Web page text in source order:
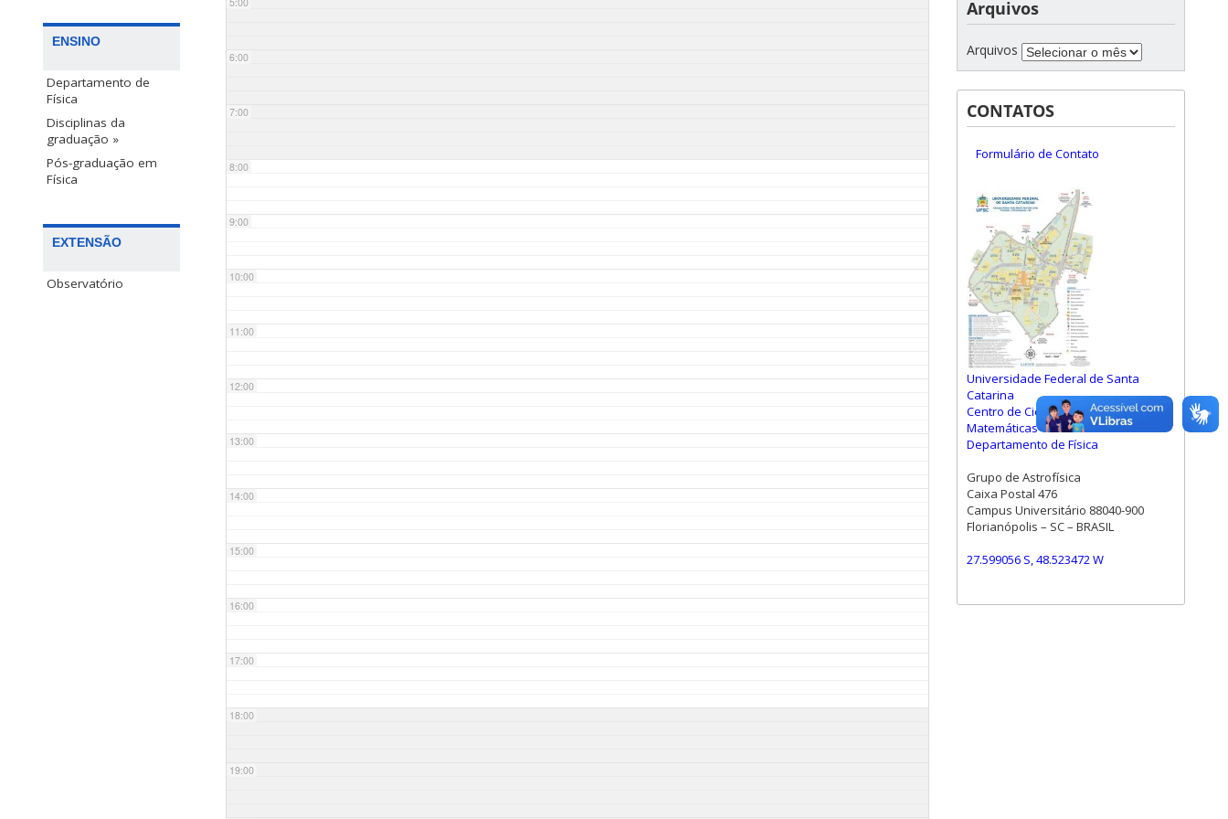
ENSINO
Departamento de
Física
Disciplinas da
graduação »
Pós-graduação em
Física
EXTENSÃO
Observatório
6:00
7:00
8:00
9:00
10:00
11:00
12:00
13:00
14:00
15:00
16:00
17:00
18:00
19:00
Arquivos
Arquivos
CONTATOS
Formulário de Contato
Universidade Federal de Santa
Catarina
Centro de Ciências Físicas e
Matemáticas
Departamento de Física
Grupo de Astrofísica
Caixa Postal 476
Campus Universitário 88040-900
Florianópolis – SC – BRASIL
27.599056 S, 48.523472 W